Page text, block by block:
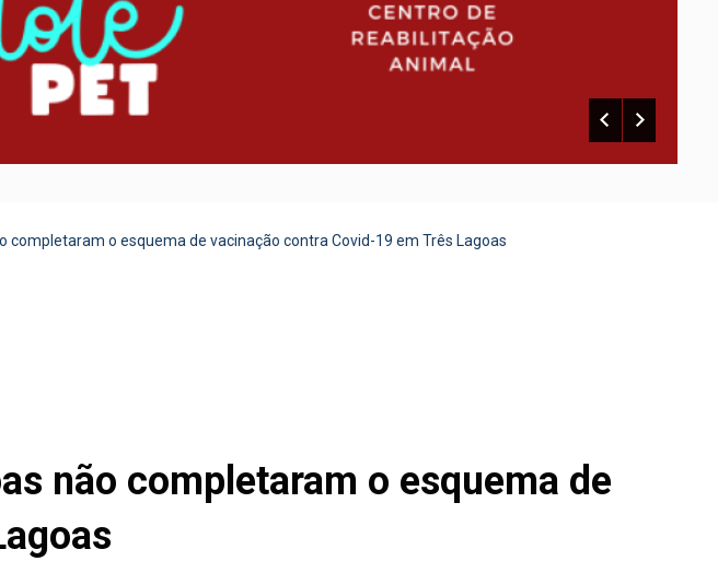
completaram o esquema de vacinação contra Covid-19 em Três Lagoas
não completaram o esquema de